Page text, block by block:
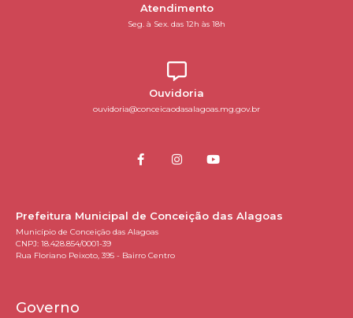
Atendimento
Seg. à Sex. das 12h às 18h
Ouvidoria
ouvidoria@conceicaodasalagoas.mg.gov.br
Prefeitura Municipal de Conceição das Alagoas
Município de Conceição das Alagoas
CNPJ: 18.428.854/0001-39
Rua Floriano Peixoto, 395 - Bairro Centro
Governo